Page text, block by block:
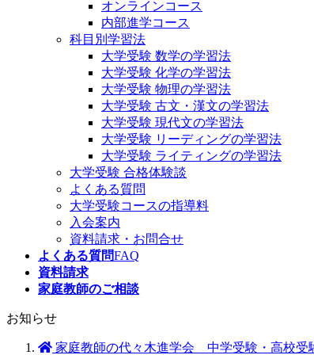
オンラインコース
内部進学コース
科目別学習法
大学受験 数学の学習法
大学受験 化学の学習法
大学受験 物理の学習法
大学受験 古文・漢文の学習法
大学受験 現代文の学習法
大学受験 リーディングの学習法
大学受験 ライティングの学習法
大学受験 合格体験談
よくある質問
大学受験コースの指導料
入会案内
資料請求・お問合せ
よくある質問FAQ
資料請求
家庭教師のご相談
お知らせ
家庭教師の代々木進学会 中学受験・高校受